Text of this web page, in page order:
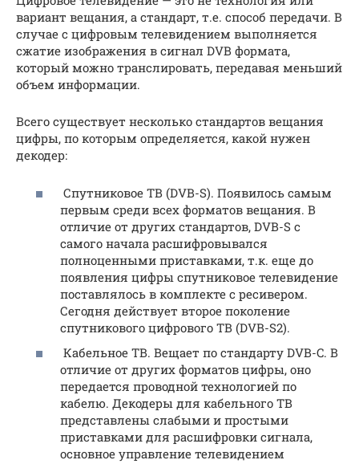
вариант вещания, а стандарт, т.е. способ передачи. В
случае с цифровым телевидением выполняется
сжатие изображения в сигнал DVB формата,
который можно транслировать, передавая меньший
объем информации.
Всего существует несколько стандартов вещания
цифры, по которым определяется, какой нужен
декодер:
Спутниковое ТВ (DVB-S). Появилось самым
первым среди всех форматов вещания. В
отличие от других стандартов, DVB-S с
самого начала расшифровывался
полноценными приставками, т.к. еще до
появления цифры спутниковое телевидение
поставлялось в комплекте с ресивером.
Сегодня действует второе поколение
спутникового цифрового ТВ (DVB-S2).
Кабельное ТВ. Вещает по стандарту DVB-C. В
отличие от других форматов цифры, оно
передается проводной технологией по
кабелю. Декодеры для кабельного ТВ
представлены слабыми и простыми
приставками для расшифровки сигнала,
основное управление телевидением